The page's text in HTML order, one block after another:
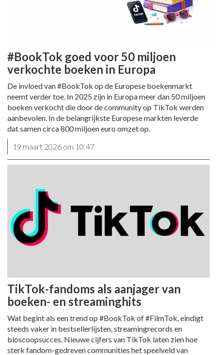
#BookTok goed voor 50 miljoen
verkochte boeken in Europa
De invloed van #BookTok op de Europese boekenmarkt
neemt verder toe. In 2025 zijn in Europa meer dan 50 miljoen
boeken verkocht die door de community op TikTok werden
aanbevolen. In de belangrijkste Europese markten leverde
dat samen circa 800 miljoen euro omzet op.
19 maart 2026 om 10:47
TikTok-fandoms als aanjager van
boeken- en streaminghits
Wat begint als een trend op #BookTok of #FilmTok, eindigt
steeds vaker in bestsellerlijsten, streamingrecords en
bioscoopsucces. Nieuwe cijfers van TikTok laten zien hoe
sterk fandom-gedreven communities het speelveld van